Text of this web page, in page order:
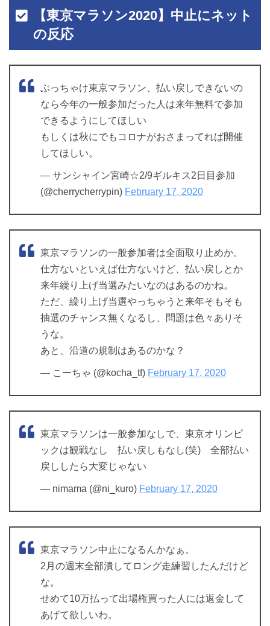
【東京マラソン2020】中止にネット
の反応
ぶっちゃけ東京マラソン、払い戻しできないの
なら今年の一般参加だった人は来年無料で参加
できるようにしてほしい
もしくは秋にでもコロナがおさまってれば開催
してほしい。
— サンシャイン宮崎☆2/9ギルキス2日目参加
(@cherrycherrypin) February 17, 2020
東京マラソンの一般参加者は全面取り止めか。
仕方ないといえば仕方ないけど、払い戻しとか
来年繰り上げ当選みたいなのはあるのかね。
ただ、繰り上げ当選やっちゃうと来年そもそも
抽選のチャンス無くなるし、問題は色々ありそ
うな。
あと、沿道の規制はあるのかな？
— こーちゃ (@kocha_tf) February 17, 2020
東京マラソンは一般参加なしで、東京オリンピ
ックは観戦なし 払い戻しもなし(笑) 全部払い
戻ししたら大変じゃない
— nimama (@ni_kuro) February 17, 2020
東京マラソン中止になるんかなぁ。
2月の週末全部潰してロング走練習したんだけど
な。
せめて10万払って出場権買った人には返金して
あげて欲しいわ。